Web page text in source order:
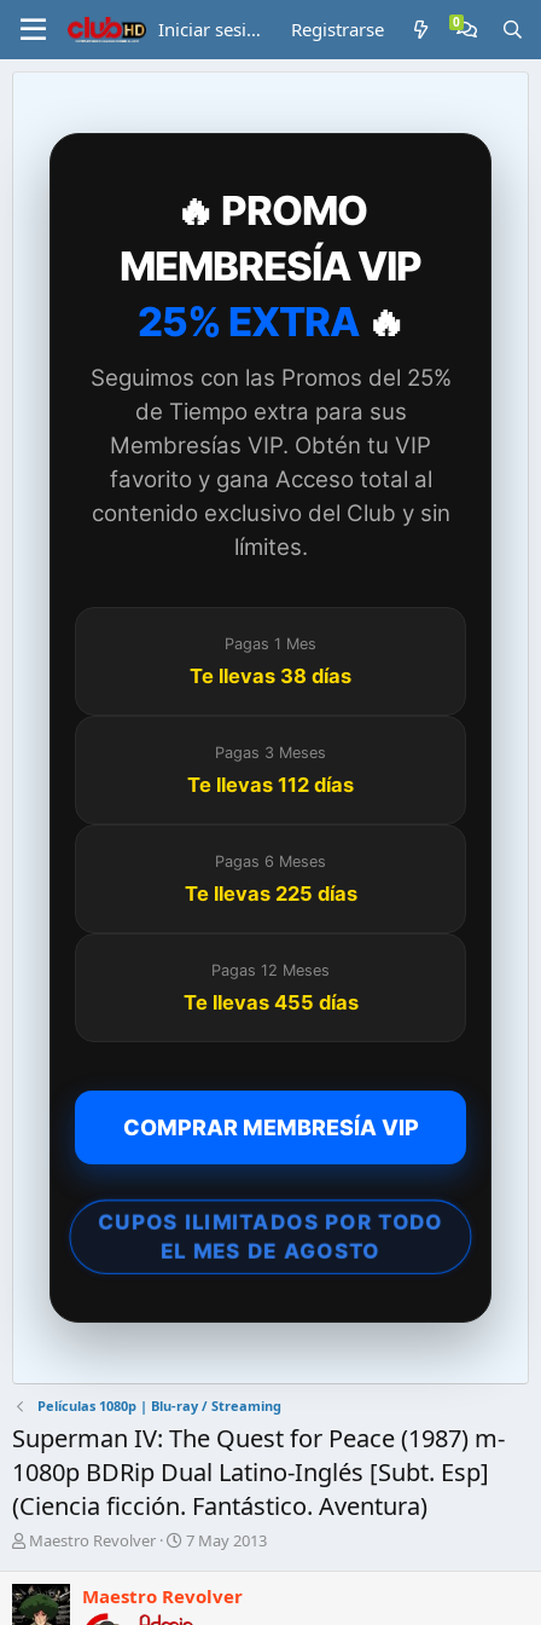
Iniciar sesión Registrarse
🔥 PROMO
MEMBRESÍA VIP
25% EXTRA🔥
Seguimos con las Promos del 25%
de Tiempo extra para sus
Membresías VIP. Obtén tu VIP
favorito y gana Acceso total al
contenido exclusivo del Club y sin
límites.
Pagas 1 Mes
Te llevas 38 días
Pagas 3 Meses
Te llevas 112 días
Pagas 6 Meses
Te llevas 225 días
Pagas 12 Meses
Te llevas 455 días
COMPRAR MEMBRESÍA VIP
CUPOS ILIMITADOS POR TODO
EL MES DE AGOSTO
Películas 1080p | Blu-ray / Streaming
Superman IV: The Quest for Peace (1987) m-
1080p BDRip Dual Latino-Inglés [Subt. Esp]
(Ciencia ficción. Fantástico. Aventura)
A
t
o
Maestro Revolver
F
h
7 May 2013
Maestro Revolver